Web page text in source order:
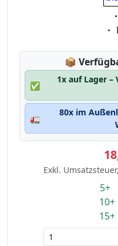
📦
✅
1x auf Lager –
🚛
80x im
Exkl.
5+